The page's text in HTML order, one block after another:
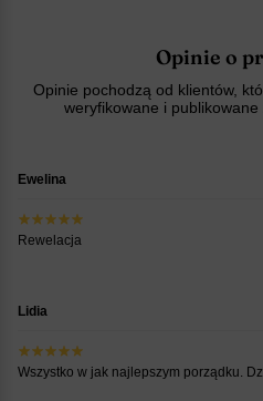
Opinie o
Opinie pochodzą od klientów,
weryfikowane i publikowane
Ewelina
Rewelacja
Lidia
Wszystko w jak najlepszym porządku.